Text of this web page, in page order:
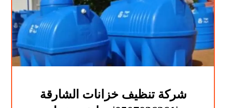
شركة تنظيف خزانات الشارقة